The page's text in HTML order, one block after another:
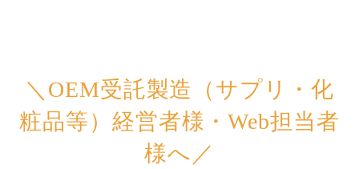
＼OEM受託製造（サプリ・化
粧品等）経営者様・Web担当者
様へ／